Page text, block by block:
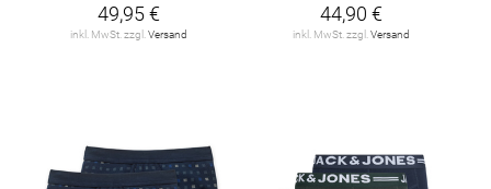
49,95 €
inkl. MwSt. zzgl. Versand
44,90 €
inkl. MwSt. zzgl. Versand